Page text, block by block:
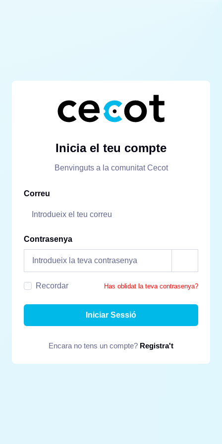
Inicia el teu compte
Benvinguts a la comunitat Cecot
Correu
Contrasenya
Recordar Has oblidat la teva contrasenya?
Iniciar Sessió
Encara no tens un compte? Registra't